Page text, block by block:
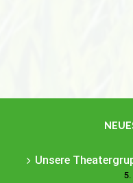
Unsere